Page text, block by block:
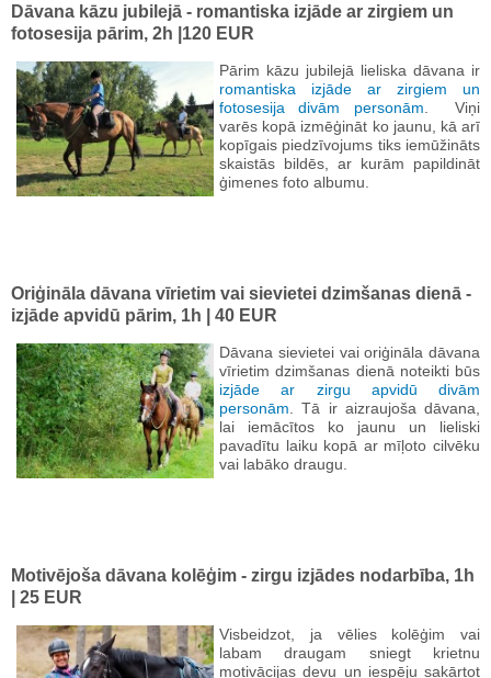
Dāvana kāzu jubilejā - romantiska izjāde ar zirgiem un
fotosesija pārim, 2h |120 EUR
Pārim kāzu jubilejā lieliska dāvana ir
romantiska izjāde ar zirgiem un
fotosesija divām personām . Viņi
varēs kopā izmēģināt ko jaunu, kā arī
kopīgais piedzīvojums tiks iemūžināts
skaistās bildēs, ar kurām papildināt
ģimenes foto albumu.
Oriģināla dāvana vīrietim vai sievietei dzimšanas dienā -
izjāde apvidū pārim, 1h | 40 EUR
Dāvana sievietei vai oriģināla dāvana
vīrietim dzimšanas dienā noteikti būs
izjāde ar zirgu apvidū divām
personām . Tā ir aizraujoša dāvana,
lai iemācītos ko jaunu un lieliski
pavadītu laiku kopā ar mīļoto cilvēku
vai labāko draugu.
Motivējoša dāvana kolēģim - zirgu izjādes nodarbība, 1h
| 25 EUR
Visbeidzot, ja vēlies kolēģim vai
labam draugam sniegt krietnu
motivācijas devu un iespēju sakārtot